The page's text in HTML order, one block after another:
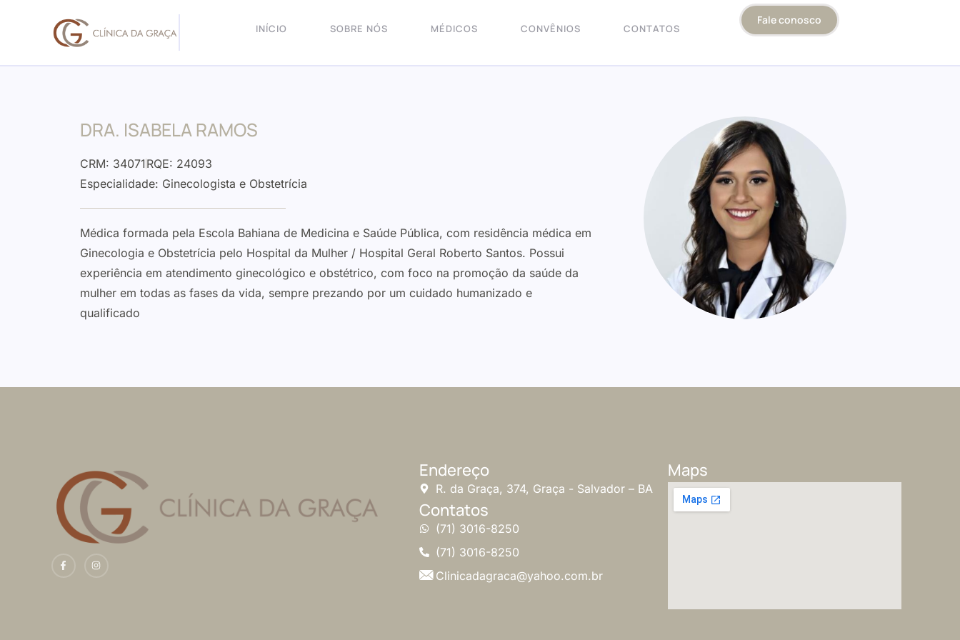
INÍCIO SOBRE NÓS MÉDICOS CONVÊNIOS CONTATOS
Fale conosco
DRA. ISABELA RAMOS
CRM: 34071 RQE: 24093
Especialidade: Ginecologista e Obstetrícia
Médica formada pela Escola Bahiana de Medicina e Saúde Pública, com residência médica em
Ginecologia e Obstetrícia pelo Hospital da Mulher / Hospital Geral Roberto Santos. Possui
experiência em atendimento ginecológico e obstétrico, com foco na promoção da saúde da
mulher em todas as fases da vida, sempre prezando por um cuidado humanizado e
qualificado
Endereço
R. da Graça, 374, Graça - Salvador – BA
Contatos
(71) 3016-8250
(71) 3016-8250
Clinicadagraca@yahoo.com.br
Maps